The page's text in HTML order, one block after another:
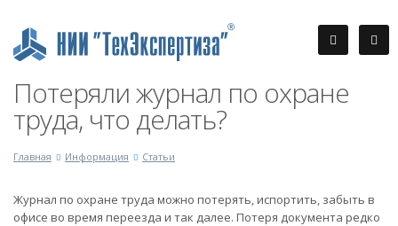
Потеряли журнал по охране
труда, что делать?
Главная Информация Статьи
Журнал по охране труда можно потерять, испортить, забыть в
офисе во время переезда и так далее. Потеря документа редко